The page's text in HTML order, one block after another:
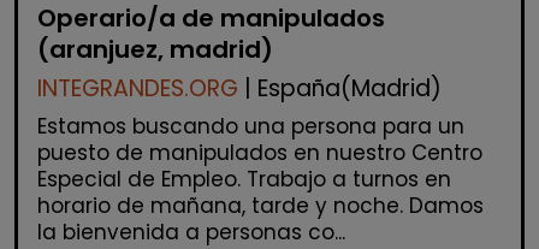
Operario/a de manipulados
(aranjuez, madrid)
INTEGRANDES.ORG | España(Madrid)
Estamos buscando una persona para un
puesto de manipulados en nuestro Centro
Especial de Empleo. Trabajo a turnos en
horario de mañana, tarde y noche. Damos
la bienvenida a personas co...